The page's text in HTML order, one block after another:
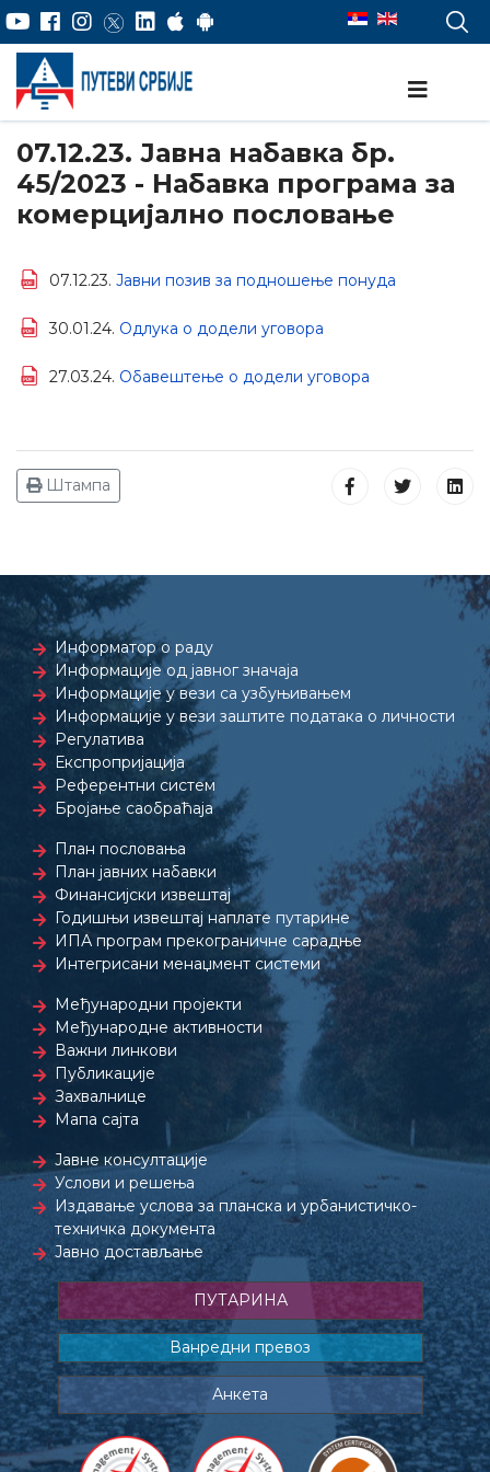
07.12.23. Јавна набавка бр.
45/2023 - Набавка програма за
комерцијално пословање
07.12.23. Јавни позив за подношење понуда
30.01.24. Одлука о додели уговора
27.03.24. Обавештење о додели уговора
Штампа
Информатор о раду
Информације од јавног значаја
Информације у вези са узбуњивањем
Информације у вези заштите података о личности
Регулатива
Експропријација
Референтни систем
Бројање саобраћаја
План пословања
План јавних набавки
Финансијски извештај
Годишњи извештај наплате путарине
ИПА програм прекограничне сарадње
Интегрисани менаџмент системи
Међународни пројекти
Међународне активности
Важни линкови
Публикације
Захвалнице
Мапа сајта
Јавне консултације
Услови и решења
Издавање услова за планска и урбанистичко-
техничка документа
Јавно достављање
ПУТАРИНА
Ванредни превоз
Анкета